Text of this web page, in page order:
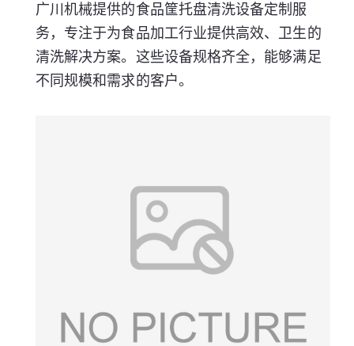
广川机械提供的食品筐托盘清洗设备定制服
务，专注于为食品加工行业提供高效、卫生的
清洗解决方案。这些设备规格齐全，能够满足
不同规模和需求的客户。